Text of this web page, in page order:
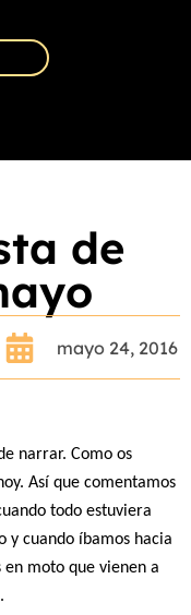
de
mayo 24, 2016
narrar. Como os
Así que comentamos
todo estuviera
y cuando íbamos hacia
moto que vienen a